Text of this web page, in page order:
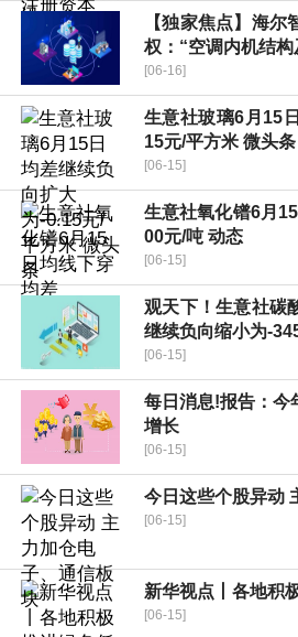
【独家焦点】海
权：“空调内机结构
[06-16]
生意社玻璃6月15
15元/平方米 微头条
[06-15]
生意社氧化镨6月
00元/吨 动态
[06-15]
观天下！生意社碳
继续负向缩小为-
[06-15]
每日消息!报告：今
增长
[06-15]
今日这些个股异动
[06-15]
新华视点丨各地积
[06-15]